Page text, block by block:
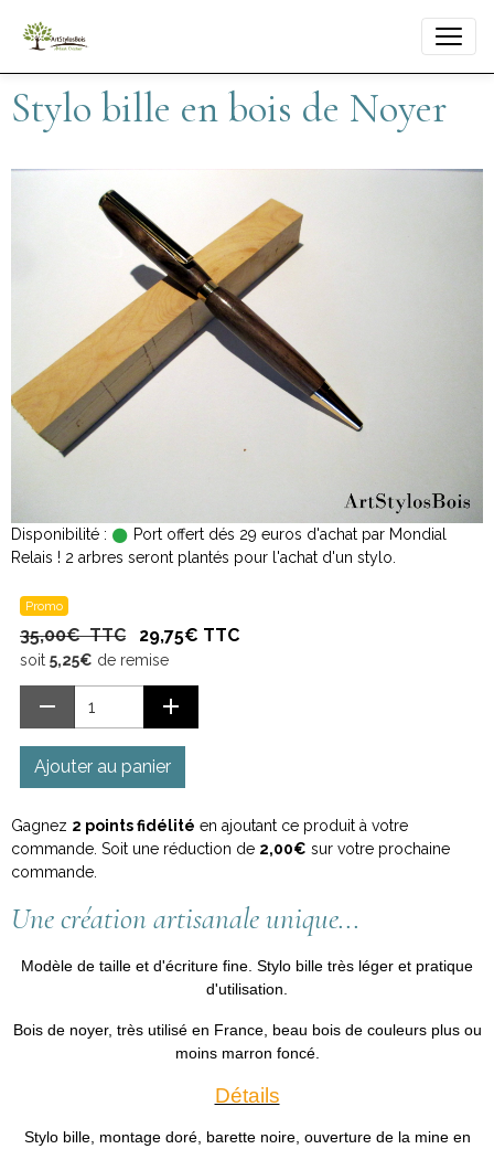
Stylo bille en bois de Noyer
Disponibilité :
Port offert dés 29 euros d'achat par Mondial
Relais ! 2 arbres seront plantés pour l'achat d'un stylo.
Promo
35,00€ TTC 29,75€ TTC
soit 5,25€ de remise
Ajouter au panier
Gagnez 2 points fidélité en ajoutant ce produit à votre
commande. Soit une réduction de 2,00€ sur votre prochaine
commande.
Une création artisanale unique...
Modèle de taille et d'écriture fine. Stylo bille très léger et pratique
d'utilisation.
Bois de noyer, très utilisé en France, beau bois de couleurs plus ou
moins marron foncé.
Détails
Stylo bille, montage doré, barette noire, ouverture de la mine en